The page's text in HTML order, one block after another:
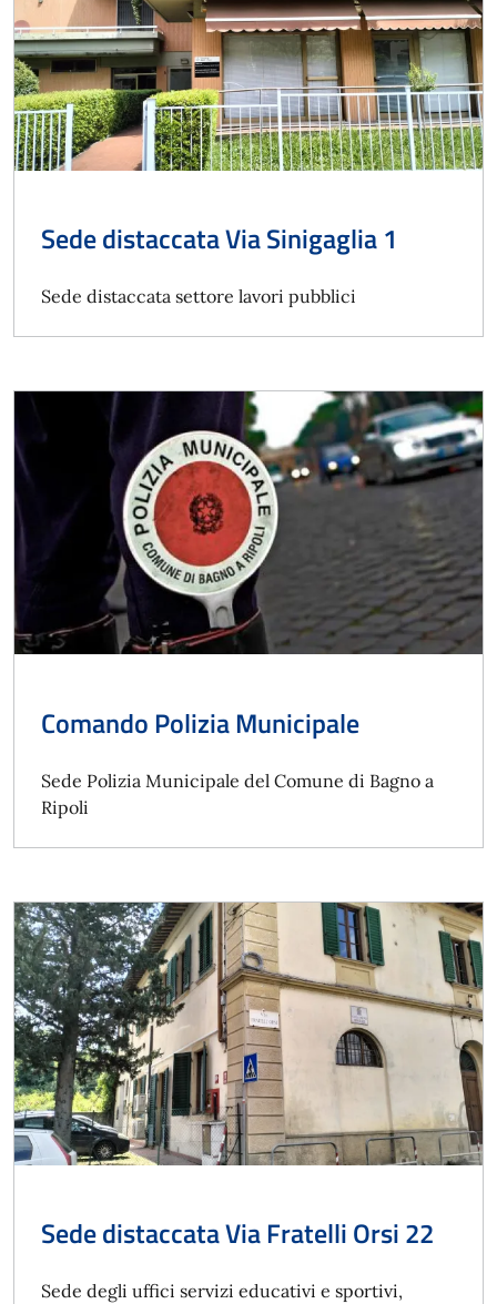
Sede distaccata Via Sinigaglia 1
Sede distaccata settore lavori pubblici
Comando Polizia Municipale
Sede Polizia Municipale del Comune di Bagno a
Ripoli
Sede distaccata Via Fratelli Orsi 22
Sede degli uffici servizi educativi e sportivi,